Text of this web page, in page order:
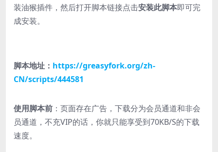
装油猴插件，然后打开脚本链接点击安装此脚本即可完
成安装。
脚本地址： https://greasyfork.org/zh-
CN/scripts/444581
使用脚本前 ：页面存在广告，下载分为会员通道和非会
员通道，不充VIP的话，你就只能享受到70KB/S的下载
速度。